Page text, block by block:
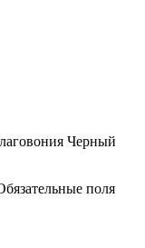
Черный
поля